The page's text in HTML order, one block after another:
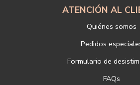
ATENCIÓN AL
Quiénes somos
Pedidos
Formulario de
FAQs